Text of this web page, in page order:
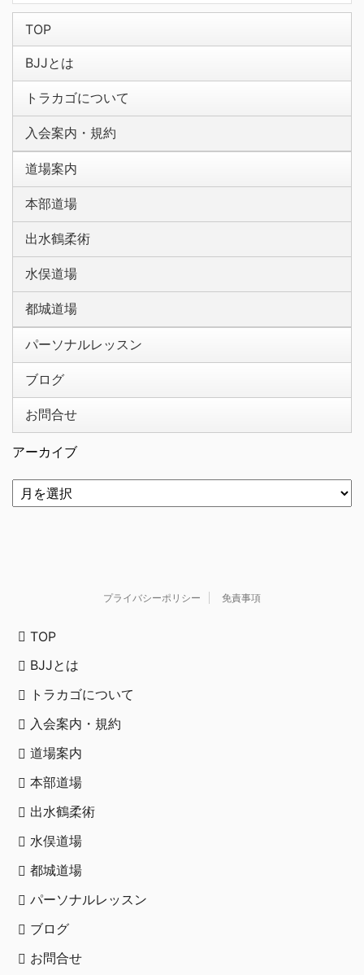
TOP
BJJとは
トラカゴについて
入会案内・規約
道場案内
本部道場
出水鶴柔術
水俣道場
都城道場
パーソナルレッスン
ブログ
お問合せ
アーカイブ
プライバシーポリシー 免責事項
TOP
BJJとは
トラカゴについて
入会案内・規約
道場案内
本部道場
出水鶴柔術
水俣道場
都城道場
パーソナルレッスン
ブログ
お問合せ